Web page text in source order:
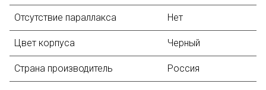
Отсутствие параллакса Нет
Цвет корпуса Черный
Страна производитель Россия